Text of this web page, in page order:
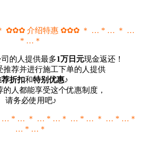
✿✿✿ 介绍特惠 ✿✿✿ ＊ … * … ＊ …
* …＊
的人提供最多1万日元现金返还！
推荐并进行施工下单的人提供
荐折扣和特别优惠♪
的人都能享受这个优惠制度，
请务必使用吧♪
… * … ＊ … * …＊ … * … ＊ … * …＊
… * …＊